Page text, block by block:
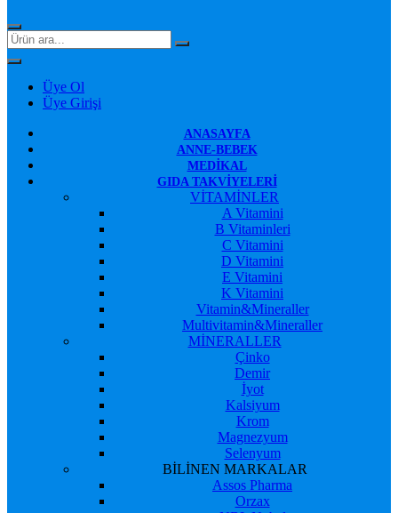
Üye Ol
Üye Girişi
ANASAYFA
ANNE-BEBEK
MEDIKAL
GIDA TAKVIYELERI
VİTAMİNLER
A Vitamini
B Vitaminleri
C Vitamini
D Vitamini
E Vitamini
K Vitamini
Vitamin&Mineraller
Multivitamin&Mineraller
MİNERALLER
Çinko
Demir
İyot
Kalsiyum
Krom
Magnezyum
Selenyum
BİLİNEN MARKALAR
Assos Pharma
Orzax